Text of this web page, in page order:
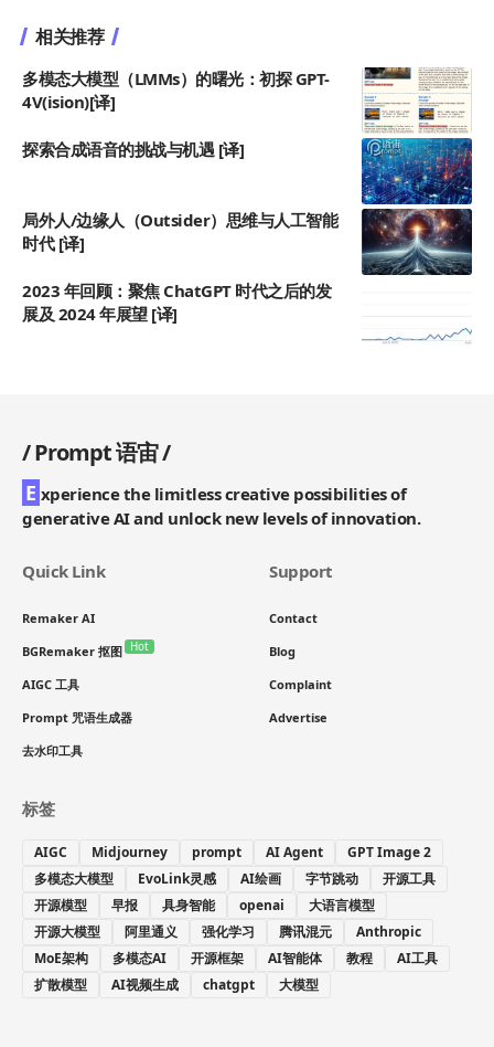
相关推荐
多模态大模型（LMMs）的曙光：初探 GPT-
4V(ision)[译]
探索合成语音的挑战与机遇 [译]
局外人/边缘人（Outsider）思维与人工智能
时代 [译]
2023 年回顾：聚焦 ChatGPT 时代之后的发
展及 2024 年展望 [译]
/Prompt 语宙/
E xperience the limitless creative possibilities of
generative AI and unlock new levels of innovation.
Quick Link
Remaker AI
BGRemaker 抠图 Hot
AIGC 工具
Prompt 咒语生成器
去水印工具
Support
Contact
Blog
Complaint
Advertise
标签
AIGC Midjourney prompt AI Agent
GPT Image 2
多模态大模型
EvoLink灵感 AI绘画 字节跳动
开源工具
开源模型
早报 具身智能 openai
大语言模型
开源大模型
阿里通义 强化学习 腾讯混元
Anthropic
MoE架构
多模态AI 开源框架 AI智能体 教程
AI工具
扩散模型
AI视频生成 chatgpt 大模型